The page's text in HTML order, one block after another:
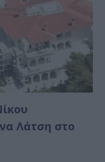
Λάτση στο